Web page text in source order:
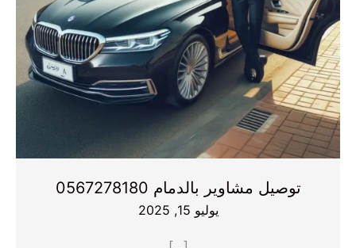
توصيل مشاوير بالدمام 0567278180
يوليو 15, 2025